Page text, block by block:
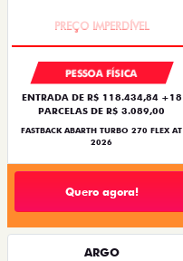
PESSOA FÍSICA
ENTRADA DE R$ 118.434,84 +18
PARCELAS DE R$ 3.089,00
FASTBACK ABARTH TURBO 270 FLEX AT
2026
Quero agora!
ARGO